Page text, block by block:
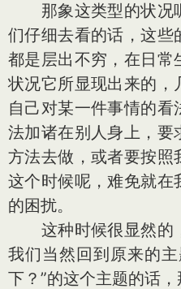
那象这类型的状况
们仔细去看的话，这些
都是层出不穷，在日常
状况它所显现出来的，
自己对某一件事情的
法加诸在别人身上，要
方法去做，或者要按照
这个时候呢，难免就在
的困扰。
这种时候很显然的
我们当然回到原来的
下？”的这个主题的话